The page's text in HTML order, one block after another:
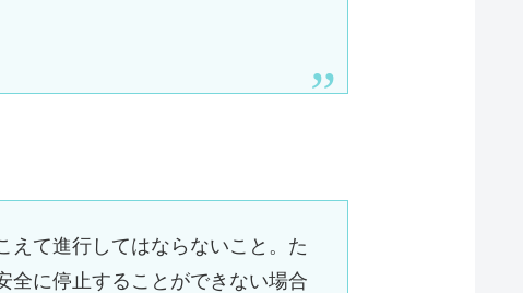
て進行してはならないこと。た
全に停止することができない場合